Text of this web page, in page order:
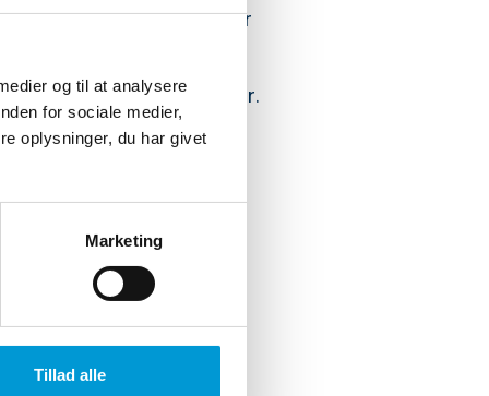
og til at analysere
for sociale medier,
oplysninger, du har givet
Marketing
Tillad alle
hvor regnskabet for
fra den eksterne revisor.
del af at drive en
vi oplever fra jer –
i løbende dialog, være
fremtidige udvikling af